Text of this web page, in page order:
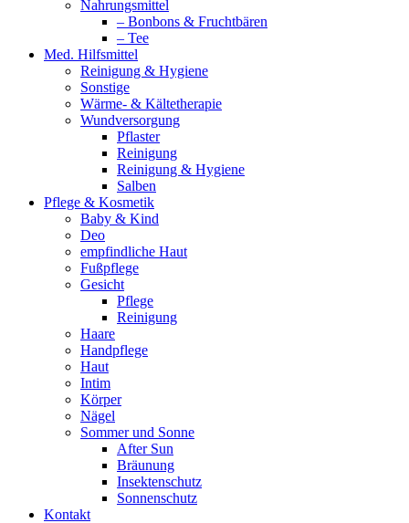
Nahrungsmittel
– Bonbons & Fruchtbären
– Tee
Med. Hilfsmittel
Reinigung & Hygiene
Sonstige
Wärme- & Kältetherapie
Wundversorgung
Pflaster
Reinigung
Reinigung & Hygiene
Salben
Pflege & Kosmetik
Baby & Kind
Deo
empfindliche Haut
Fußpflege
Gesicht
Pflege
Reinigung
Haare
Handpflege
Haut
Intim
Körper
Nägel
Sommer und Sonne
After Sun
Bräunung
Insektenschutz
Sonnenschutz
Kontakt